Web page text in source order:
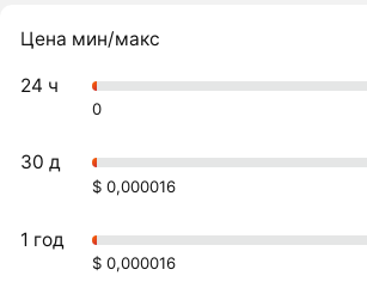
Цена мин/макс
24 ч
0
30 д
$ 0,000016
1 год
$ 0,000016